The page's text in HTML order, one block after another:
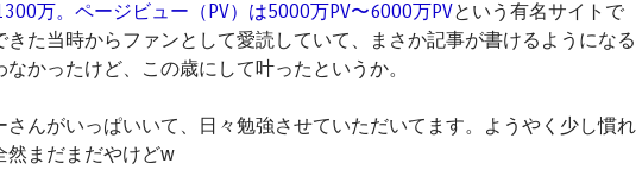
万。ページビュー（PV）は5000万PV〜6000万PVという有名サイトで
きた当時からファンとして愛読していて、まさか記事が書けるようになる
なかったけど、この歳にして叶ったというか。
さんがいっぱいいて、日々勉強させていただいてます。ようやく少し慣れ
然まだまだやけどw